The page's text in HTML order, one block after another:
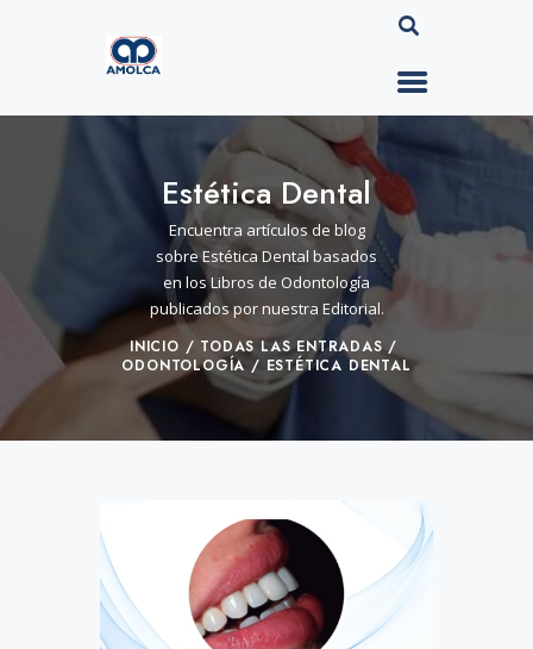
Estética Dental
Encuentra artículos de blog
sobre Estética Dental basados
en los Libros de Odontología
publicados por nuestra Editorial.
INICIO
TODAS LAS ENTRADAS
ODONTOLOGÍA
ESTÉTICA DENTAL